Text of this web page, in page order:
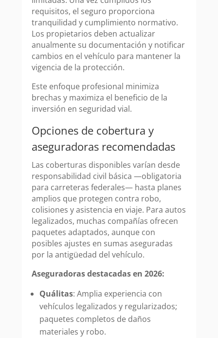
requisitos, el seguro proporciona
tranquilidad y cumplimiento normativo.
Los propietarios deben actualizar
anualmente su documentación y notificar
cambios en el vehículo para mantener la
vigencia de la protección.
Este enfoque profesional minimiza
brechas y maximiza el beneficio de la
inversión en seguridad vial.
Opciones de cobertura y
aseguradoras recomendadas
Las coberturas disponibles varían desde
responsabilidad civil básica —obligatoria
para carreteras federales— hasta planes
amplios que protegen contra robo,
colisiones y asistencia en viaje. Para autos
legalizados, muchas compañías ofrecen
paquetes adaptados, aunque con
posibles ajustes en sumas aseguradas
por la antigüedad del vehículo.
Aseguradoras destacadas en 2026:
Quálitas: Amplia experiencia con
vehículos legalizados y regularizados;
paquetes completos de daños
materiales y robo.